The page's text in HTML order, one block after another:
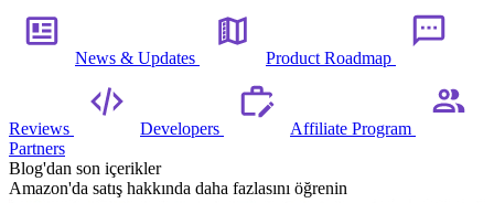
News & Updates Product Roadmap
Reviews Developers
Affiliate Program
Partners
Blog'dan son içerikler
Amazon'da satış hakkında daha fazlasını öğrenin